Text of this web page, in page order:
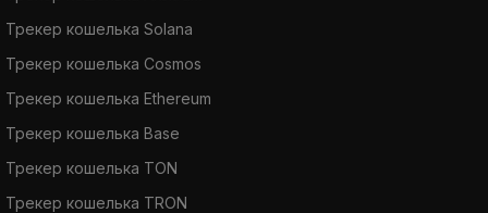
Трекер кошелька Solana
Трекер кошелька Cosmos
Трекер кошелька Ethereum
Трекер кошелька Base
Трекер кошелька TON
Трекер кошелька TRON